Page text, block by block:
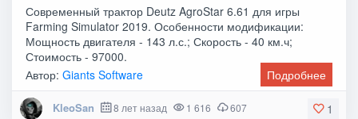
Современный трактор Deutz AgroStar 6.61 для игры
Farming Simulator 2019. Особенности модификации:
Мощность двигателя - 143 л.с.; Скорость - 40 км.ч;
Стоимость - 97000.
Автор:Giants Software Подробнее
1
KleoSan 8 лет назад 1 616 607